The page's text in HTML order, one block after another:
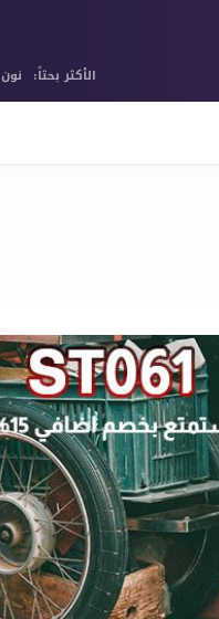
الأكثر بحثاً: نون